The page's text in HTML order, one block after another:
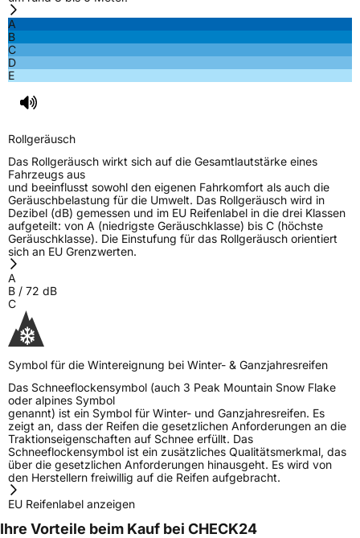
A
B
C
D
E
Rollgeräusch
Das Rollgeräusch wirkt sich auf die Gesamtlautstärke eines
Fahrzeugs aus
und beeinflusst sowohl den eigenen Fahrkomfort als auch die
Geräuschbelastung für die Umwelt. Das Rollgeräusch wird in
Dezibel (dB) gemessen und im EU Reifenlabel in die drei Klassen
aufgeteilt: von A (niedrigste Geräuschklasse) bis C (höchste
Geräuschklasse). Die Einstufung für das Rollgeräusch orientiert
sich an EU Grenzwerten.
A
B / 72 dB
C
Symbol für die Wintereignung bei Winter- & Ganzjahresreifen
Das Schneeflockensymbol (auch 3 Peak Mountain Snow Flake
oder alpines Symbol
genannt) ist ein Symbol für Winter- und Ganzjahresreifen. Es
zeigt an, dass der Reifen die gesetzlichen Anforderungen an die
Traktionseigenschaften auf Schnee erfüllt. Das
Schneeflockensymbol ist ein zusätzliches Qualitätsmerkmal, das
über die gesetzlichen Anforderungen hinausgeht. Es wird von
den Herstellern freiwillig auf die Reifen aufgebracht.
EU Reifenlabel anzeigen
Ihre Vorteile beim Kauf bei CHECK24